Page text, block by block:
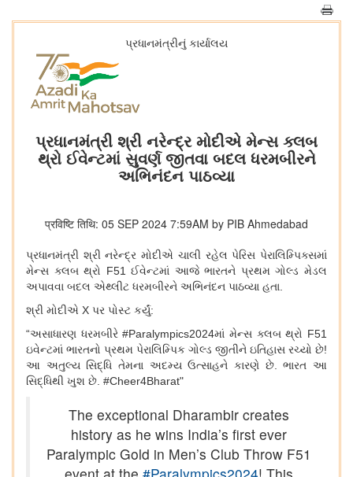
પ્રધાનમંત્રીનું કાર્યાલય
પ્રધાનમંત્રી શ્રી નરેન્દ્ર મોદીએ મેન્સ ક્લબ
થ્રો ઈવેન્ટમાં સુવર્ણ જીતવા બદલ ધરમબીરને
અભિનંદન પાઠવ્યા
प्रविष्टि तिथि: 05 SEP 2024 7:59AM by PIB Ahmedabad
પ્રધાનમંત્રી શ્રી નરેન્દ્ર મોદીએ ​​ચાલી રહેલ પેરિસ પેરાલિમ્પિક્સમાં
મેન્સ ક્લબ થ્રો F51 ઈવેન્ટમાં આજે ભારતને પ્રથમ ગોલ્ડ મેડલ
અપાવવા બદલ એથ્લીટ ધરમબીરને અભિનંદન પાઠવ્યા હતા.
શ્રી મોદીએ X પર પોસ્ટ કર્યું:
“અસાધારણ ધરમબીરે#Paralympics2024માં મેન્સ ક્લબ થ્રો F51
ઇવેન્ટમાં ભારતનો પ્રથમ પેરાલિમ્પિક ગોલ્ડ જીતીને ઇતિહાસ રચ્યો છે!
આ અતુલ્ય સિદ્ધિ તેમના અદમ્ય ઉત્સાહને કારણે છે. ભારત આ
સિદ્ધિથી ખુશ છે. #Cheer4Bharat"
The exceptional Dharambir creates
history as he wins India’s first ever
Paralympic Gold in Men’s Club Throw F51